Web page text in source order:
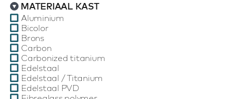
MATERIAAL KAST
Aluminium
Bicolor
Brons
Carbon
Carbonized titanium
Edelstaal
Edelstaal / Titanium
Edelstaal PVD